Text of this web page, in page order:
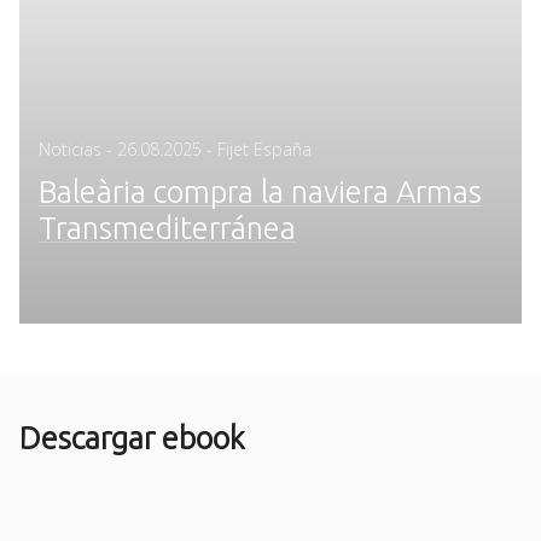
Noticias - Posted
26.08.2025 - Fijet España
Baleària compra la naviera Armas
Transmediterránea
Descargar ebook